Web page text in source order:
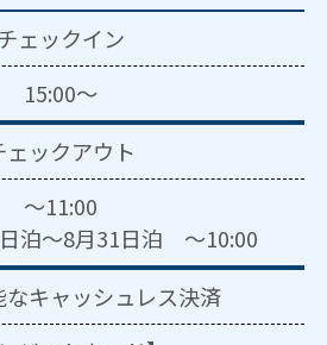
ェックイン
15:00～
ェックアウト
～11:00
泊～8月31日泊 ～10:00
なキャッシュレス決済